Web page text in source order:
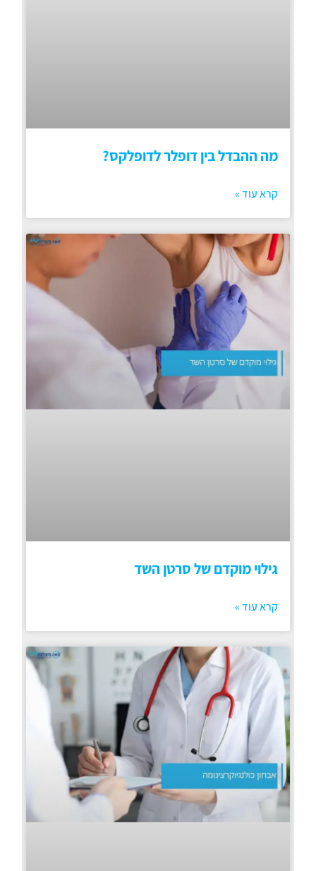
מה ההבדל בין דופלר לדופלקס?
קרא עוד »
גילוי מוקדם של סרטן השד
קרא עוד »